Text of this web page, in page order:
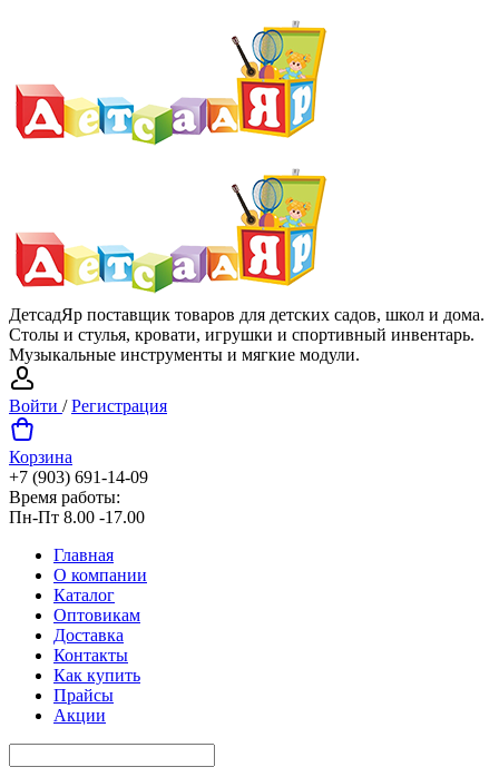
ДетсадЯр поставщик товаров для детских садов, школ и дома.
Столы и стулья, кровати, игрушки и спортивный инвентарь.
Музыкальные инструменты и мягкие модули.
Войти /Регистрация
Корзина
+7 (903) 691-14-09
Время работы:
Пн-Пт 8.00 -17.00
Главная
О компании
Каталог
Оптовикам
Доставка
Контакты
Как купить
Прайсы
Акции